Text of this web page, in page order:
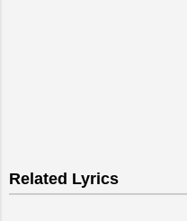
s
t
Related Lyrics